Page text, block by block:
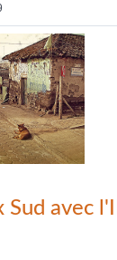
Sud avec